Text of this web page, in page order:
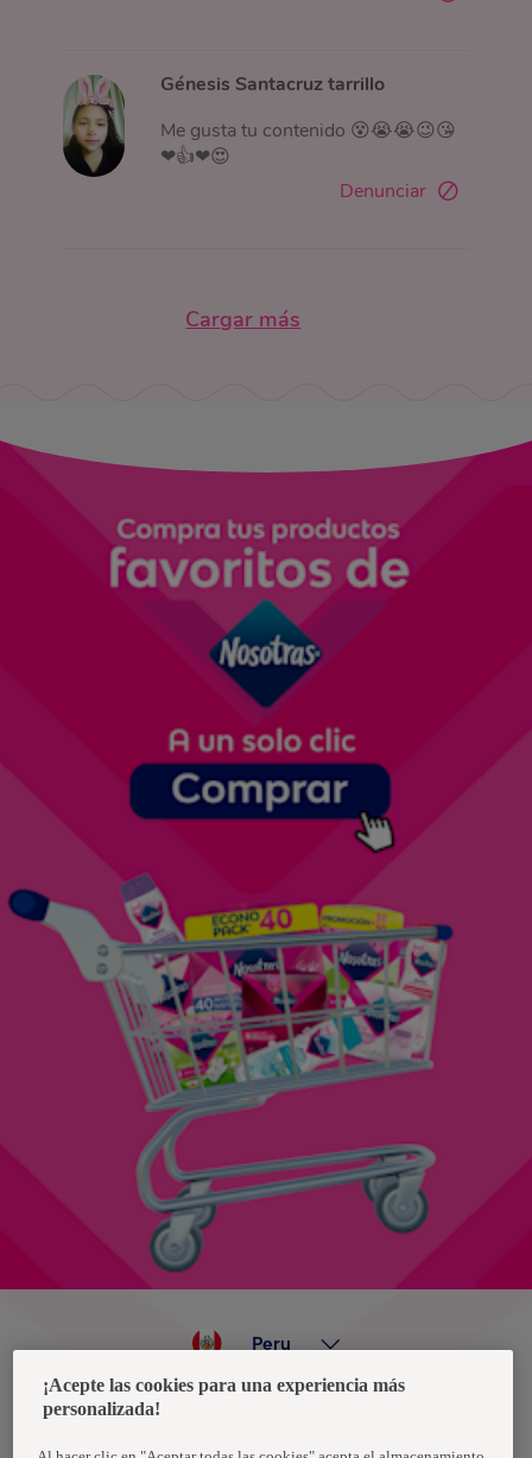
Génesis Santacruz tarrillo
Me gusta tu contenido 😵😭😭😉😘
❤👍❤😍
Denunciar
Cargar más
Política de privacidad de datos
Peru
¡Acepte las cookies para una experiencia más
personalizada!